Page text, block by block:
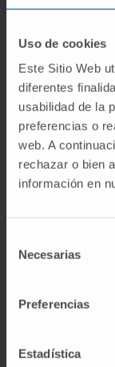
Uso de cookies
Este Sitio Web
diferentes
usabilidad de la
preferencias o
web. A
rechazar o bien
información en
Necesarias
Preferencias
Estadística
¿De
Combina
"luz"), el latín
μέτρον (
¿Es lo
(DXA), una